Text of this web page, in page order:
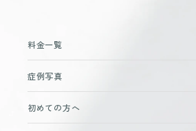
料金一覧
症例写真
初めての方へ